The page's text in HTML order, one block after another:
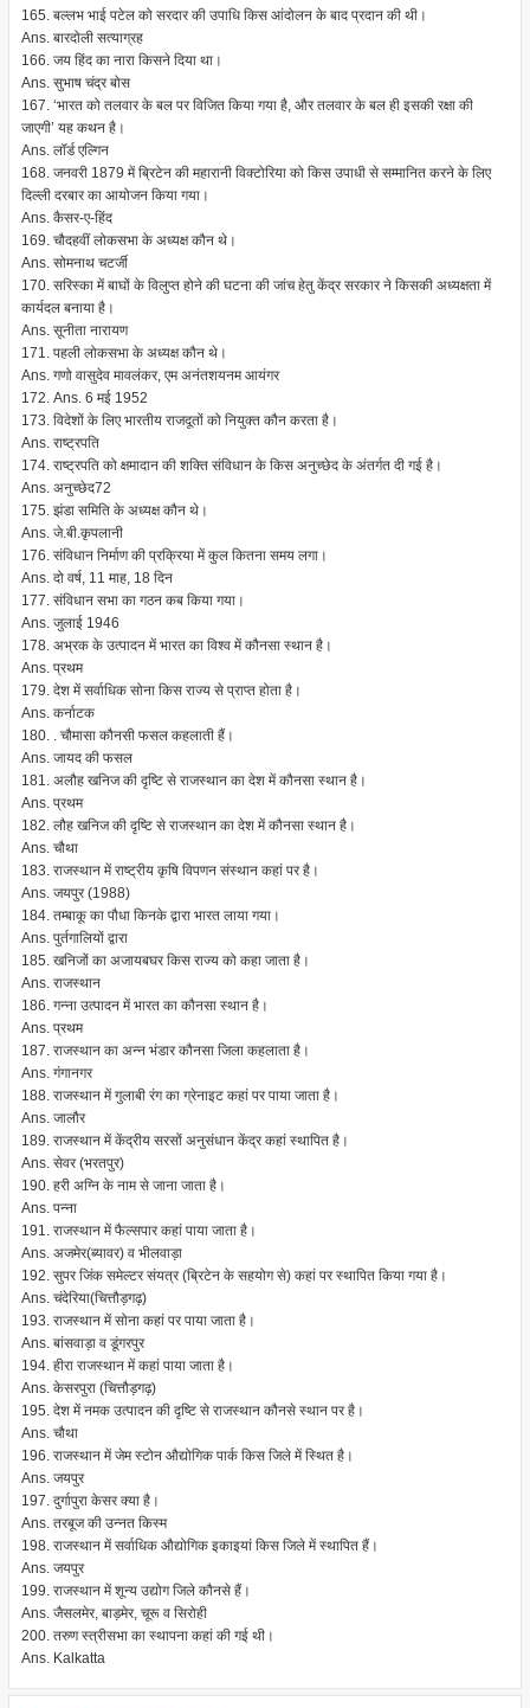
165. बल्लभ भाई पटेल को सरदार की उपाधि किस आंदोलन के बाद प्रदान की थी।
Ans. बारदोली सत्याग्रह
166. जय हिंद का नारा किसने दिया था।
Ans. सुभाष चंद्र बोस
167. ‘भारत को तलवार के बल पर विजित किया गया है, और तलवार के बल ही इसकी रक्षा की
जाएगी’ यह कथन है।
Ans. लॉर्ड एल्गिन
168. जनवरी 1879 में ब्रिटेन की महारानी विक्टोरिया को किस उपाधी से सम्मानित करने के लिए
दिल्ली दरबार का आयोजन किया गया।
Ans. कैसर-ए-हिंद
169. चौदहवीं लोकसभा के अध्यक्ष कौन थे।
Ans. सोमनाथ चटर्जी
170. सरिस्का में बाघों के विलुप्त होने की घटना की जांच हेतु केंद्र सरकार ने किसकी अध्यक्षता में
कार्यदल बनाया है।
Ans. सूनीता नारायण
171. पहली लोकसभा के अध्यक्ष कौन थे।
Ans. गणो वासुदेव मावलंकर, एम अनंतशयनम आयंगर
172. Ans. 6 मई 1952
173. विदेशों के लिए भारतीय राजदूतों को नियुक्त कौन करता है।
Ans. राष्ट्रपति
174. राष्ट्रपति को क्षमादान की शक्ति संविधान के किस अनुच्छेद के अंतर्गत दी गई है।
Ans. अनुच्छेद72
175. झंडा समिति के अध्यक्ष कौन थे।
Ans. जे.बी.कृपलानी
176. संविधान निर्माण की प्रक्रिया में कुल कितना समय लगा।
Ans. दो वर्ष, 11 माह, 18 दिन
177. संविधान सभा का गठन कब किया गया।
Ans. जुलाई 1946
178. अभ्रक के उत्पादन में भारत का विश्व में कौनसा स्थान है।
Ans. प्रथम
179. देश में सर्वाधिक सोना किस राज्य से प्राप्त होता है।
Ans. कर्नाटक
180. . चौमासा कौनसी फसल कहलाती हैं।
Ans. जायद की फसल
181. अलौह खनिज की दृष्टि से राजस्थान का देश में कौनसा स्थान है।
Ans. प्रथम
182. लौह खनिज की दृष्टि से राजस्थान का देश में कौनसा स्थान है।
Ans. चौथा
183. राजस्थान में राष्ट्रीय कृषि विपणन संस्थान कहां पर है।
Ans. जयपुर (1988)
184. तम्बाकू का पौधा किनके द्वारा भारत लाया गया।
Ans. पुर्तगालियों द्वारा
185. खनिजों का अजायबघर किस राज्य को कहा जाता है।
Ans. राजस्थान
186. गन्ना उत्पादन में भारत का कौनसा स्थान है।
Ans. प्रथम
187. राजस्थान का अन्न भंडार कौनसा जिला कहलाता है।
Ans. गंगानगर
188. राजस्थान में गुलाबी रंग का ग्रेनाइट कहां पर पाया जाता है।
Ans. जालौर
189. राजस्थान में केंद्रीय सरसों अनुसंधान केंद्र कहां स्थापित है।
Ans. सेवर (भरतपुर)
190. हरी अग्नि के नाम से जाना जाता है।
Ans. पन्ना
191. राजस्थान में फैल्सपार कहां पाया जाता है।
Ans. अजमेर(ब्यावर) व भीलवाड़ा
192. सुपर जिंक समेल्टर संयत्र (ब्रिटेन के सहयोग से) कहां पर स्थापित किया गया है।
Ans. चंदेरिया(चित्तौड़गढ़)
193. राजस्थान में सोना कहां पर पाया जाता है।
Ans. बांसवाड़ा व डूंगरपुर
194. हीरा राजस्थान में कहां पाया जाता है।
Ans. केसरपुरा (चित्तौड़गढ़)
195. देश में नमक उत्पादन की दृष्टि से राजस्थान कौनसे स्थान पर है।
Ans. चौथा
196. राजस्थान में जेम स्टोन औद्योगिक पार्क किस जिले में स्थित है।
Ans. जयपुर
197. दुर्गापुरा केसर क्या है।
Ans. तरबूज की उन्नत किस्म
198. राजस्थान में सर्वाधिक औद्योगिक इकाइयां किस जिले में स्थापित हैं।
Ans. जयपुर
199. राजस्थान में शून्य उद्योग जिले कौनसे हैं।
Ans. जैसलमेर, बाड़मेर, चूरू व सिरोही
200. तरुण स्त्रीसभा का स्थापना कहां की गई थी।
Ans. Kalkatta